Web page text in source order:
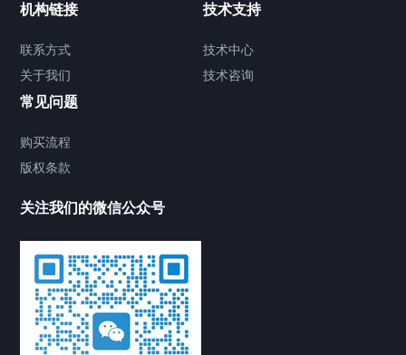
机构链接
联系方式
关于我们
技术支持
技术中心
技术咨询
常见问题
购买流程
版权条款
关注我们的微信公众号